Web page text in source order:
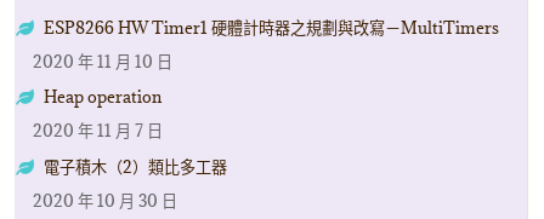
ESP8266 HW Timer1 硬體計時器之規劃與改寫－MultiTimers
2020 年 11 月 10 日
Heap operation
2020 年 11 月 7 日
電子積木（2）類比多工器
2020 年 10 月 30 日